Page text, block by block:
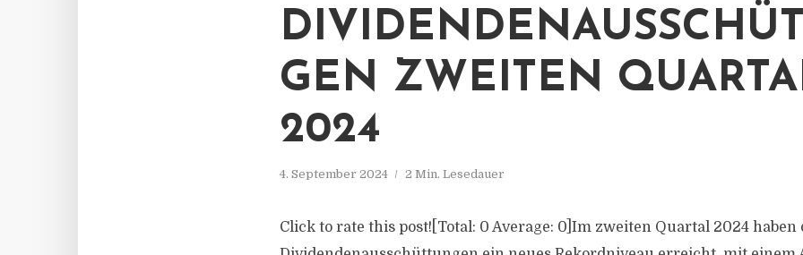
GEN ZWEITEN
2024
4. September 2024 2 Min. Lesedauer
Click to rate this post![Total: 0 Average: 0]Im zweiten Quartal 2024 haben